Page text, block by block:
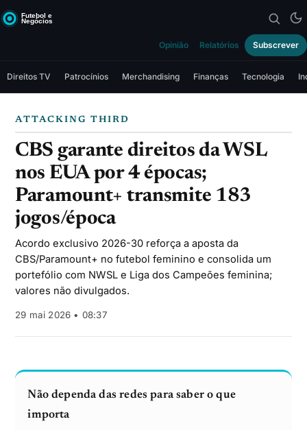
Opinião Relatórios Subscrever
Direitos TV Patrocínios Merchandising Finanças Tecnologia
ATTACKING THIRD
CBS garante direitos da WSL
nos EUA por 4 épocas;
Paramount+ transmite 183
jogos/época
Acordo exclusivo 2026-30 reforça a aposta da
CBS/Paramount+ no futebol feminino e consolida um
portefólio com NWSL e Liga dos Campeões feminina;
valores não divulgados.
29 mai 2026 • 08:37
Não dependa das redes para saber o que
importa